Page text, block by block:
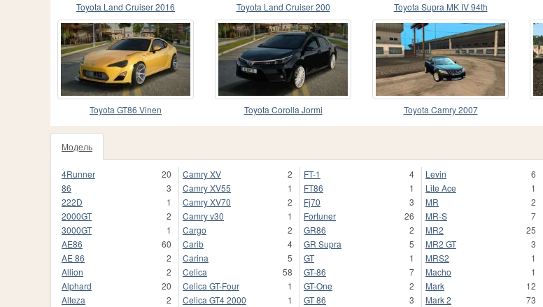
Toyota Land Cruiser 2016 Toyota Land Cruiser 200 Toyota Supra MK IV 94th
Toyota GT86 Vinen Toyota Corolla Jormi Toyota Camry 2007
Модель
4Runner
20
86
3
222D
1
2000GT
2
3000GT
1
AE86
60
AE 86
2
Allion
2
Alphard
20
Alteza
2
Camry XV
2
Camry XV55
1
Camry XV70
2
Camry v30
1
Cargo
2
Carib
4
Carina
5
Celica
58
Celica GT-Four
1
Celica GT4 2000
1
FT-1
4
FT86
1
Fj70
3
Fortuner
26
GR86
2
GR Supra
5
GT
1
GT-86
7
GT-One
2
GT 86
3
Levin
6
Lite Ace
1
MR
2
MR-S
7
MR2
25
MR2 GT
3
MRS2
1
Macho
1
Mark
12
Mark 2
73